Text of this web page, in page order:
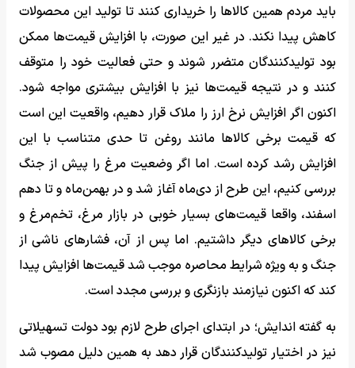
باید مردم همین کالاها را خریداری کنند تا تولید این محصولات
کاهش پیدا نکند. در غیر این صورت، با افزایش قیمت‌ها ممکن
بود تولیدکنندگان متضرر شوند و حتی فعالیت خود را متوقف
کنند و در نتیجه قیمت‌ها نیز با افزایش بیشتری مواجه شود.
اکنون اگر افزایش نرخ ارز را ملاک قرار دهیم، واقعیت این است
که قیمت برخی کالاها مانند روغن تا حدی متناسب با این
افزایش رشد کرده است. اما اگر وضعیت مرغ را پیش از جنگ
بررسی کنیم، این طرح از دی‌ماه آغاز شد و در بهمن‌ماه و تا دهم
اسفند، واقعا قیمت‌های بسیار خوبی در بازار مرغ، تخم‌مرغ و
برخی کالاهای دیگر داشتیم. اما پس از آن، فشارهای ناشی از
جنگ و به ویژه شرایط محاصره موجب شد قیمت‌ها افزایش پیدا
کند که اکنون نیازمند بازنگری و بررسی مجدد است.
به گفته اندایش؛ در ابتدای اجرای طرح لازم بود دولت تسهیلاتی
نیز در اختیار تولیدکنندگان قرار دهد به همین دلیل مصوب شد